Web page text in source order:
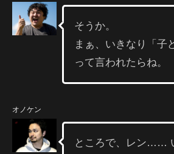
そうか。
まぁ、いきなり「子
って言われたらね。
オノケン
ところで、レン……